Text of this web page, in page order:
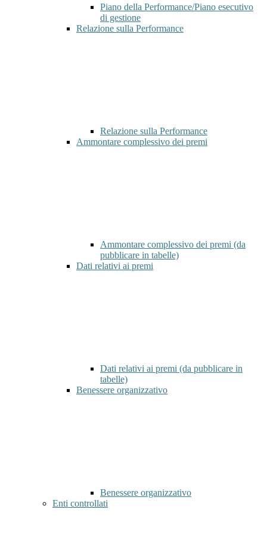
Piano della Performance/Piano esecutivo
di gestione
Relazione sulla Performance
Relazione sulla Performance
Ammontare complessivo dei premi
Ammontare complessivo dei premi (da
pubblicare in tabelle)
Dati relativi ai premi
Dati relativi ai premi (da pubblicare in
tabelle)
Benessere organizzativo
Benessere organizzativo
Enti controllati